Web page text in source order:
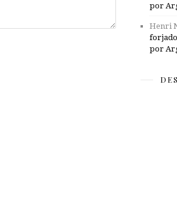
por
Henri
forjado
por